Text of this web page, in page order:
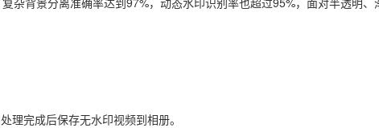
理完成后保存无水印视频到相册。